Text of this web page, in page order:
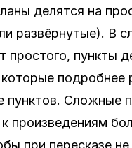
делятся на
развёрнутые). В
простого, пункты
подробнее
пунктов. Сложные
к произведениям